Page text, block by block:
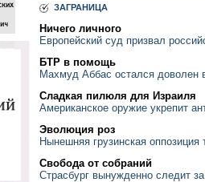
ЗАГРАНИЦА
Ничего личного
Европейский суд призвал
БТР в помощь
Махмуд Аббас остался доволен
Сладкая пилюля для Израиля
Американское оружие укрепит
Эволюция роз
Нынешняя грузинская
Свобода от собраний
Страсбург вынужденно следит